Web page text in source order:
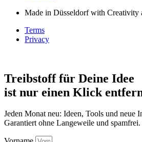
Made in Düsseldorf with Creativity
Terms
Privacy
Treibstoff für Deine Idee
ist nur einen Klick
Jeden Monat neu: Ideen, Tools und neue
Garantiert ohne Langeweile und spamfrei.